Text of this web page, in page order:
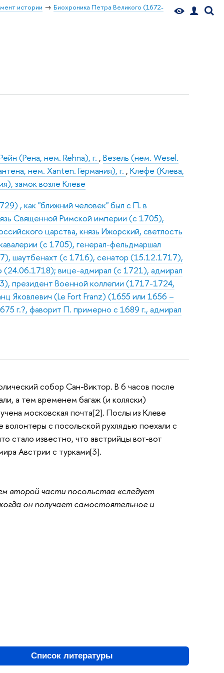
истории
Биохроника Петра Великого (1672-
(Рена, нем. Rehna), г. ,Везель (нем. Wesel.
нем. Xanten. Германия), г. ,Клефе (Клева,
замок возле Клеве
, как "ближний человек" был с П. в
Священной Римской империи (с 1705),
царства, князь Ижорский, светлость
(с 1705), генерал-фельдмаршал
шаутбенахт (с 1716), сенатор (15.12.1717),
(24.06.1718); вице-адмирал (с 1721), адмирал
президент Военной коллегии (1717-1724,
Яковлевич (Le Fort Franz) (1655 или 1656 –
г.?, фаворит П. примерно с 1689 г., адмирал
собор Сан-Виктор. В 6 часов после
а тем временем багаж (и коляски)
московская почта[2]. Послы из Клеве
волонтеры с посольской рухлядью поехали с
стало известно, что австрийцы вот-вот
Австрии с турками[3].
второй части посольства «следует
он получает самостоятельное и
Список литературы